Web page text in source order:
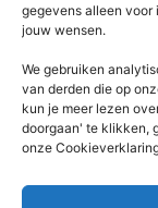
gegevens alleen
jouw wensen.
We gebruiken
van derden die op
kun je meer lezen
doorgaan' te klikken,
onze